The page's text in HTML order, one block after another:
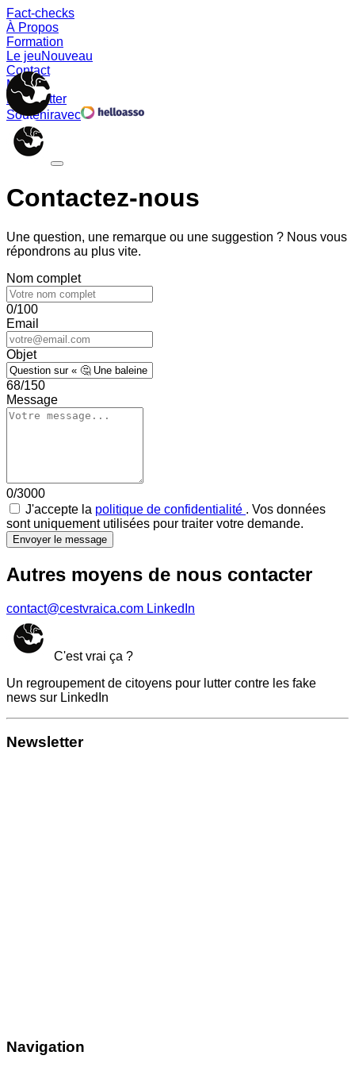
Fact-checks
À Propos
Formation
Le jeuNouveau
Contact
Memes
Newsletter
Souteniravec
Contactez-nous
Une question, une remarque ou une suggestion ? Nous vous
répondrons au plus vite.
Nom complet
0/100
Email
Objet
68/150
Message
0/3000
J'accepte la politique de confidentialité . Vos données
sont uniquement utilisées pour traiter votre demande.
Envoyer le message
Autres moyens de nous contacter
contact@cestvraica.com LinkedIn
C'est vrai ça ?
Un regroupement de citoyens pour lutter contre les fake
news sur LinkedIn
Newsletter
Navigation